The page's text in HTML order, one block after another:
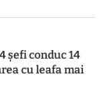
șefi conduc 14
cu leafa mai